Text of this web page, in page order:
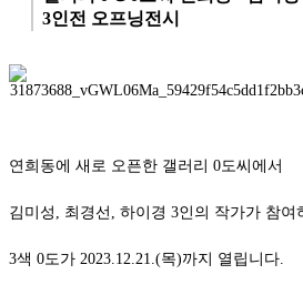
3인전 오프닝전시
연희동에 새로 오픈한 갤러리 0도씨에서
김미성, 최경선, 하이경 3인의 작가가 참여
3색 0도가 2023.12.21.(목)까지 열립니다.